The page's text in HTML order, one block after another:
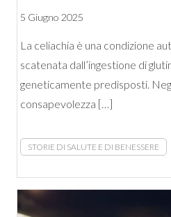
5 Giugno 2025
La celiachia è una condizione
scatenata dall’ingestione di
geneticamente predisposti.
consapevolezza […]
STORIE DI SALUTE E DI BENESSERE